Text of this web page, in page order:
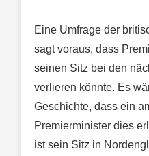
Eine Umfrage der
sagt voraus, dass
seinen Sitz bei den
verlieren könnte. Es
Geschichte, dass ein
Premierminister dies
ist sein Sitz in